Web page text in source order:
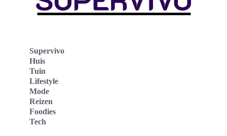
Supervivo
Huis
Tuin
Lifestyle
Mode
Reizen
Foodies
Tech